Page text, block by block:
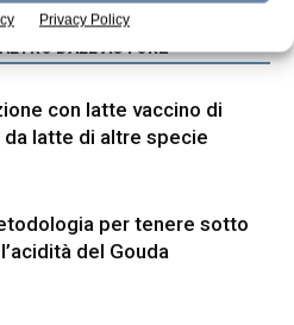
Privacy Policy
ALTRO DALL'AUTORE
con latte vaccino di
latte di altre specie
per tenere sotto
del Gouda